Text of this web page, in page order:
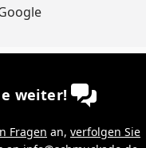
weiter!
Fragen an, verfolgen Sie